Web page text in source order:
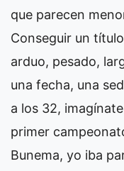
que parecen
Conseguir un
arduo, pesado,
una fecha, una
a los 32,
primer
Bunema, yo iba